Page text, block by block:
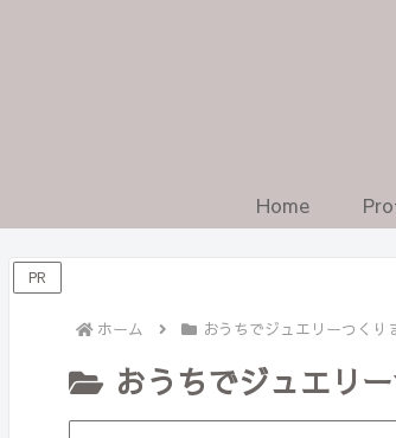
Home
PR
ホーム おうちでジュエリーつくり
おうちでジュエリ